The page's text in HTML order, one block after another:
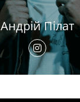
Андрій Пілат